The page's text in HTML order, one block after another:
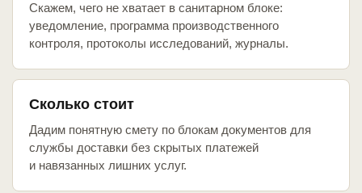
Скажем, чего не хватает в санитарном блоке:
уведомление, программа производственного
контроля, протоколы исследований, журналы.
Сколько стоит
Дадим понятную смету по блокам документов для
службы доставки без скрытых платежей
и навязанных лишних услуг.